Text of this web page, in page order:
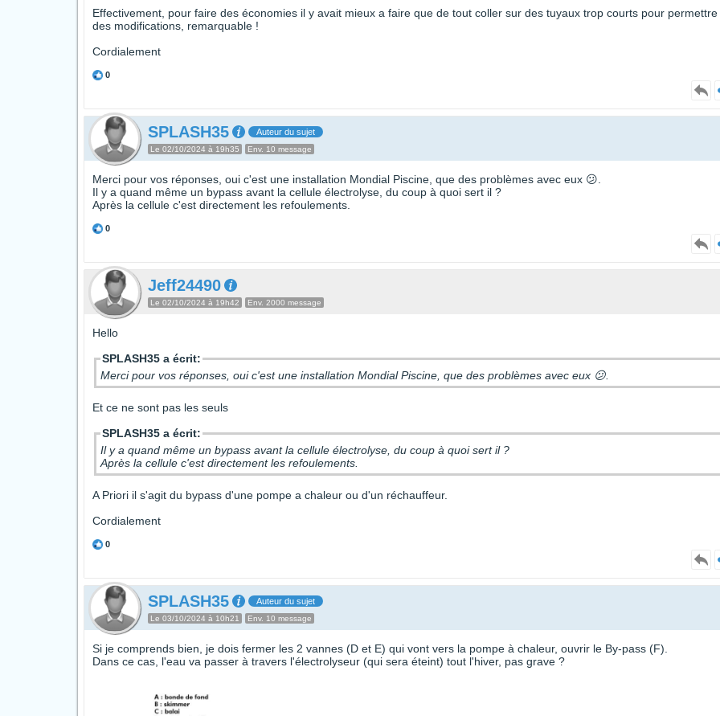
Effectivement, pour faire des économies il y avait mieux a faire que de tout coller sur des tuyaux trop courts pour permettre
des modifications, remarquable !
Cordialement
0
SPLASH35 Auteur du sujet
Le 02/10/2024 à 19h35 Env. 10 message
Merci pour vos réponses, oui c'est une installation Mondial Piscine, que des problèmes avec eux 😕.
Il y a quand même un bypass avant la cellule électrolyse, du coup à quoi sert il ?
Après la cellule c'est directement les refoulements.
0
Jeff24490
Le 02/10/2024 à 19h42 Env. 2000 message
Hello
SPLASH35 a écrit:
Merci pour vos réponses, oui c'est une installation Mondial Piscine, que des problèmes avec eux 😕.
Et ce ne sont pas les seuls
SPLASH35 a écrit:
Il y a quand même un bypass avant la cellule électrolyse, du coup à quoi sert il ?
Après la cellule c'est directement les refoulements.
A Priori il s'agit du bypass d'une pompe a chaleur ou d'un réchauffeur.
Cordialement
0
SPLASH35 Auteur du sujet
Le 03/10/2024 à 10h21 Env. 10 message
Si je comprends bien, je dois fermer les 2 vannes (D et E) qui vont vers la pompe à chaleur, ouvrir le By-pass (F).
Dans ce cas, l'eau va passer à travers l'électrolyseur (qui sera éteint) tout l'hiver, pas grave ?